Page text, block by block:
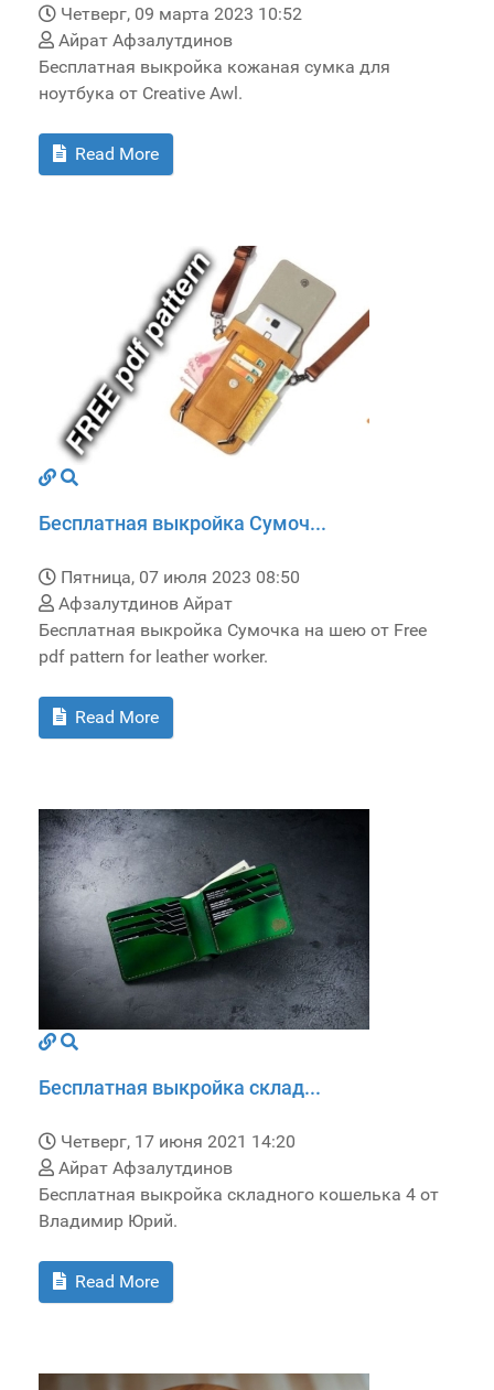
Четверг, 09 марта 2023 10:52
Айрат Афзалутдинов
Бесплатная выкройка кожаная сумка для
ноутбука от Creative Awl.
Read More
Бесплатная выкройка Сумоч...
Пятница, 07 июля 2023 08:50
Афзалутдинов Айрат
Бесплатная выкройка Сумочка на шею от Free
pdf pattern for leather worker.
Read More
Бесплатная выкройка склад...
Четверг, 17 июня 2021 14:20
Айрат Афзалутдинов
Бесплатная выкройка складного кошелька 4 от
Владимир Юрий.
Read More